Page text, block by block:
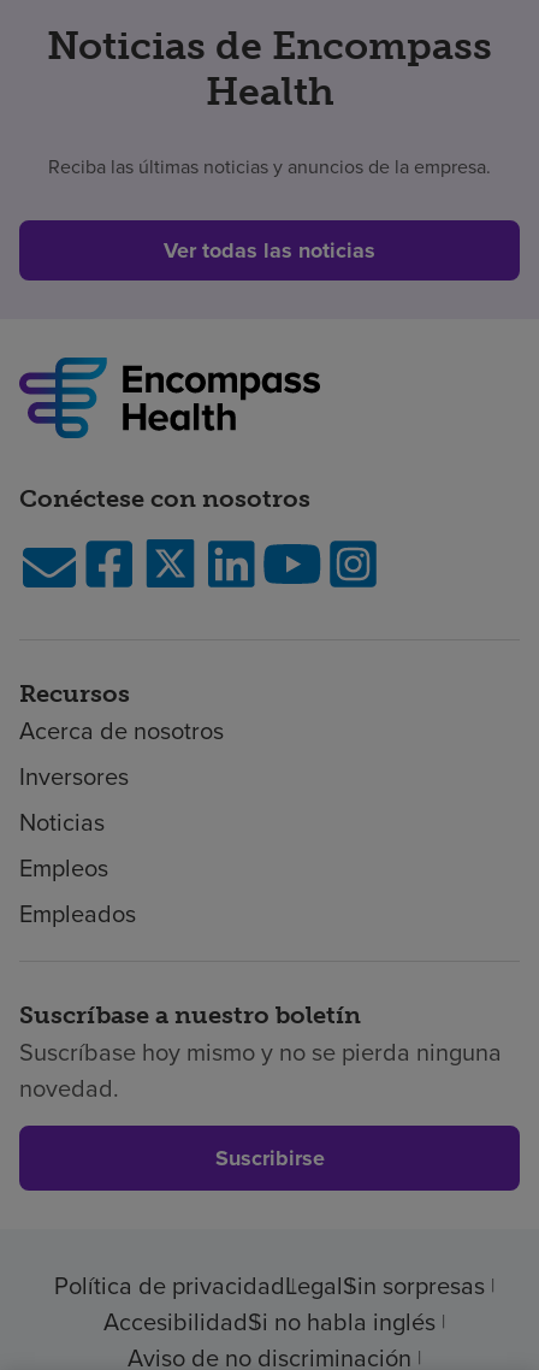
Noticias de Encompass
Health
Reciba las últimas noticias y anuncios de la empresa.
Ver todas las noticias
Conéctese con nosotros
Recursos
Acerca de nosotros
Inversores
Noticias
Empleos
Empleados
Suscríbase a nuestro boletín
Suscríbase hoy mismo y no se pierda ninguna
novedad.
Suscribirse
Política de privacidadLegalSin sorpresas
AccesibilidadSi no habla inglés
Aviso de no discriminación